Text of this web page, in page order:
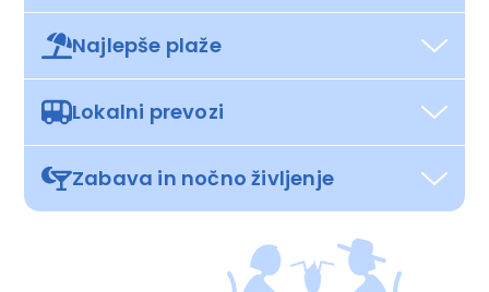
Najlepše plaže
Lokalni prevozi
Zabava in nočno življenje